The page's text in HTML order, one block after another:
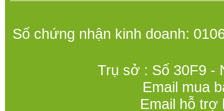
Số chứng nhận kinh doanh:
Trụ sở : Số 30F9 -
Email mua
Email hỗ trợ